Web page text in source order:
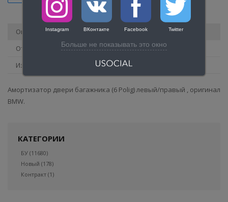
Описание
Отзывы
Изображения
Амортизатор двери багажника (6 Polig) левый/правый , оригинал
BMW.
КАТЕГОРИИ
БУ (11680)
Новый (178)
Контракт (1)
Instagram ВКонтакте Facebook Twitter
Больше не показывать это окно